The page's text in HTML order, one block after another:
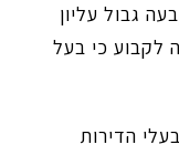
גבול עליון
לקבוע כי בעל
הדירות